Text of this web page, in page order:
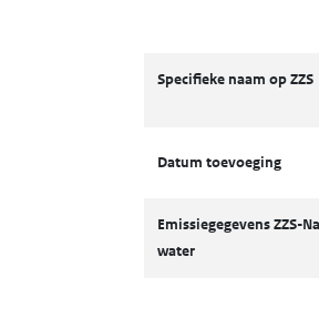
Specifieke naam op ZZS
Datum toevoeging
Emissiegegevens ZZS-
water